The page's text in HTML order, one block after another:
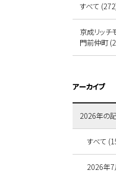
すべて
京成リッチ
門前仲町
アーカイブ
2026年の
すべて
2026年7